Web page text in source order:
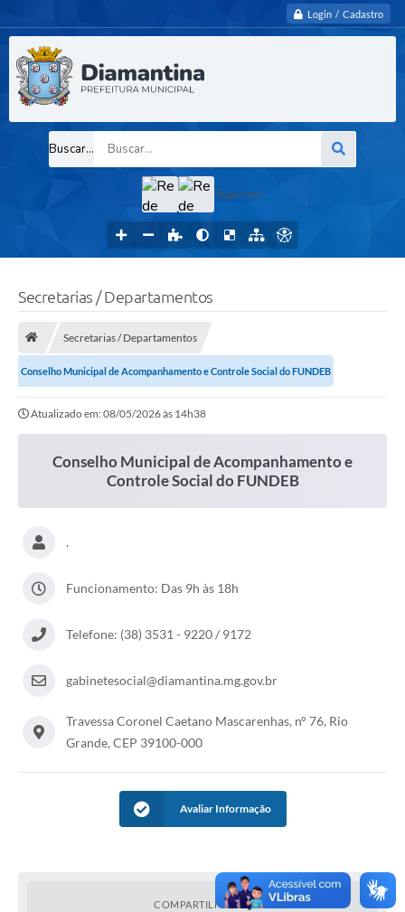
Login / Cadastro
Buscar...
Siga-nos
Secretarias / Departamentos
Secretarias / Departamentos
Conselho Municipal de Acompanhamento e Controle Social do FUNDEB
Atualizado em: 08/05/2026 às 14h38
Conselho Municipal de Acompanhamento e
Controle Social do FUNDEB
.
Funcionamento: Das 9h às 18h
Telefone: (38) 3531 - 9220 / 9172
gabinetesocial@diamantina.mg.gov.br
Travessa Coronel Caetano Mascarenhas, n° 76, Rio
Grande, CEP 39100-000
Avaliar Informação
COMPARTILHAR